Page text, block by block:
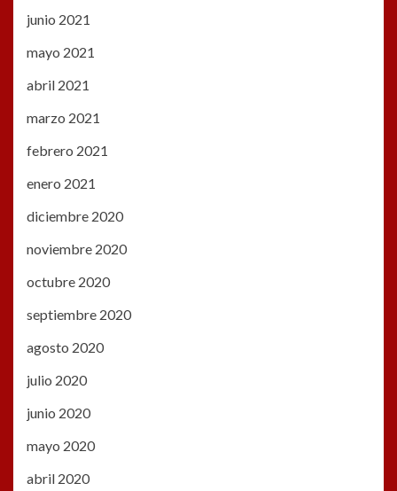
junio 2021
mayo 2021
abril 2021
marzo 2021
febrero 2021
enero 2021
diciembre 2020
noviembre 2020
octubre 2020
septiembre 2020
agosto 2020
julio 2020
junio 2020
mayo 2020
abril 2020